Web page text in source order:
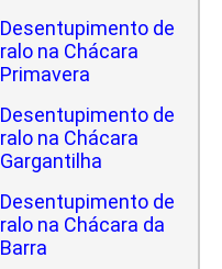
Desentupimento de
ralo na Chácara
Primavera
Desentupimento de
ralo na Chácara
Gargantilha
Desentupimento de
ralo na Chácara da
Barra